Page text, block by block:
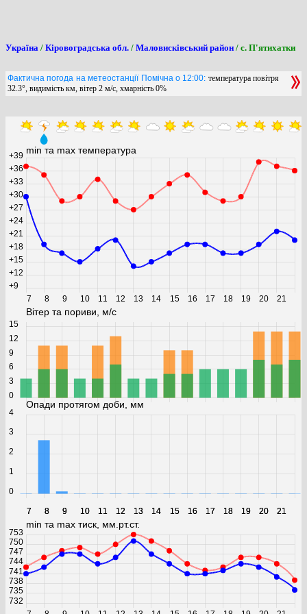
Україна / Кіровоградська обл. / Маловисківський район / с. П'ятихатки
Фактична погода на метеостанції Помічна о 12:00: температура повітря
32.3°, видимість км, вітер 2 м/с, хмарність 0%
min та max температура
7 8 9 10 11 12 13 14 15 16 17 18 19 20 21
+9
+12
+15
+18
+21
+24
+27
+30
+33
+36
+39
Вітер та пориви, м/с
7 8 9 10 11 12 13 14 15 16 17 18 19 20 21
0
3
6
9
12
15
Опади протягом доби, мм
7 8 9 10 11 12 13 14 15 16 17 18 19 20 21
0
1
2
3
4
min та max тиск, мм.рт.ст.
732
735
738
741
744
747
750
753